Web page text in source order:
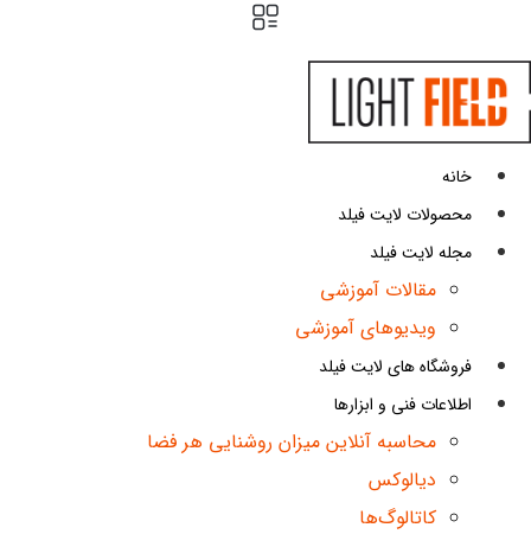
خانه
محصولات لایت فیلد
مجله لایت فیلد
مقالات آموزشی
ویدیوهای آموزشی
فروشگاه های لایت فیلد
اطلاعات فنی و ابزارها
محاسبه آنلاین میزان روشنایی هر فضا
دیالوکس
کاتالوگ‌ها